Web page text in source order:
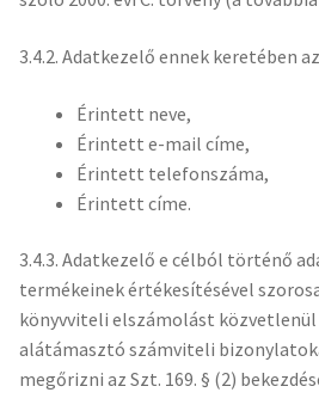
3.4.2. Adatkezelő ennek keretében
Érintett neve,
Érintett e-mail címe,
Érintett telefonszáma,
Érintett címe.
3.4.3. Adatkezelő e célból történő
termékeinek értékesítésével
könyvviteli elszámolást
alátámasztó számviteli
megőrizni az Szt. 169. § (2)